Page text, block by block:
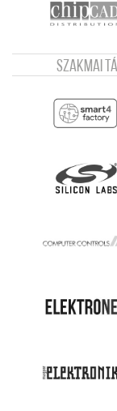
Szakmai